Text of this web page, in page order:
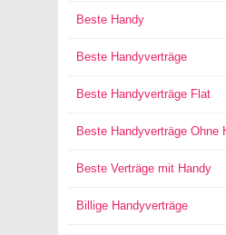
Beste Handy
Beste Handyverträge
Beste Handyverträge Flat
Beste Handyverträge Ohne
Beste Verträge mit Handy
Billige Handyverträge